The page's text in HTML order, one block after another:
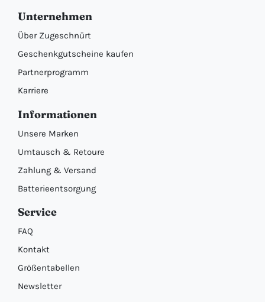
Unternehmen
Über Zugeschnürt
Geschenkgutscheine kaufen
Partnerprogramm
Karriere
Informationen
Unsere Marken
Umtausch & Retoure
Zahlung & Versand
Batterieentsorgung
Service
FAQ
Kontakt
Größentabellen
Newsletter